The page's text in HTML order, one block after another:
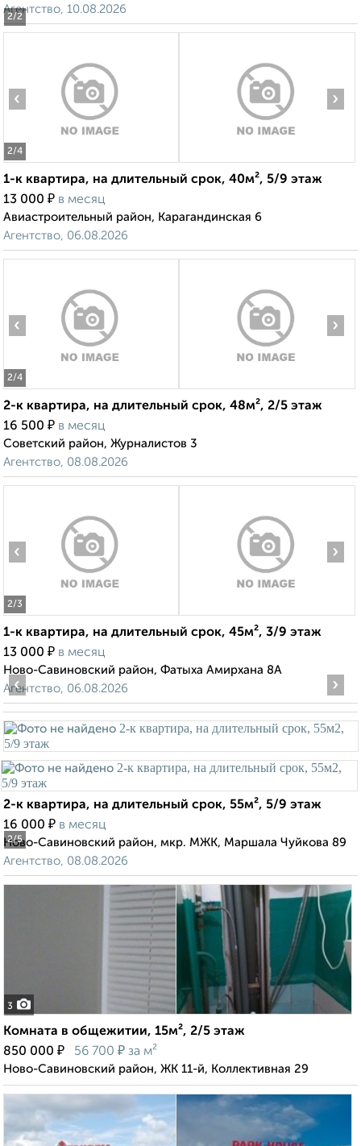
2/2
Агентство, 10.08.2026
2/4
‹ ›
1-к квартира, на длительный срок, 40м², 5/9 этаж
13 000 ₽ в месяц
Авиастроительный район, Карагандинская 6
Агентство, 06.08.2026
2/4
‹ ›
2-к квартира, на длительный срок, 48м², 2/5 этаж
16 500 ₽ в месяц
Советский район, Журналистов 3
Агентство, 08.08.2026
2/3
‹ ›
1-к квартира, на длительный срок, 45м², 3/9 этаж
13 000 ₽ в месяц
Ново-Савиновский район, Фатыха Амирхана 8А
Агентство, 06.08.2026
2/5
‹ ›
2-к квартира, на длительный срок, 55м², 5/9 этаж
16 000 ₽ в месяц
Ново-Савиновский район, мкр. МЖК, Маршала Чуйкова 89
Агентство, 08.08.2026
3
Комната в общежитии, 15м², 2/5 этаж
850 000 ₽ 56 700 ₽ за м²
Ново-Савиновский район, ЖК 11-й, Коллективная 29